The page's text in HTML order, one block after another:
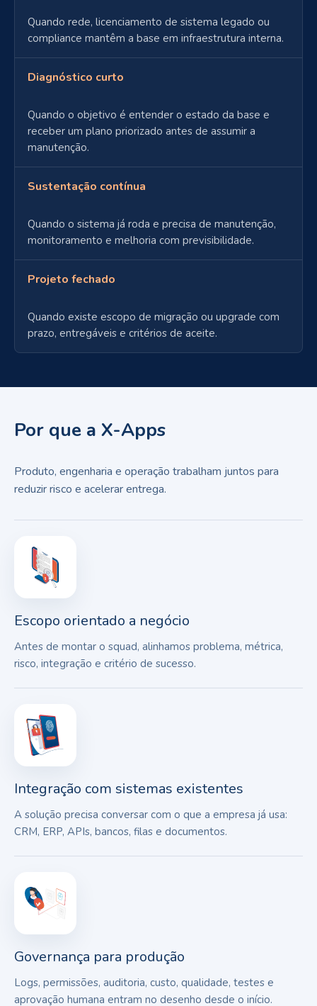
Quando rede, licenciamento de sistema legado ou
compliance mantêm a base em infraestrutura interna.
Diagnóstico curto
Quando o objetivo é entender o estado da base e
receber um plano priorizado antes de assumir a
manutenção.
Sustentação contínua
Quando o sistema já roda e precisa de manutenção,
monitoramento e melhoria com previsibilidade.
Projeto fechado
Quando existe escopo de migração ou upgrade com
prazo, entregáveis e critérios de aceite.
Por que a X-Apps
Produto, engenharia e operação trabalham juntos para
reduzir risco e acelerar entrega.
Escopo orientado a negócio
Antes de montar o squad, alinhamos problema, métrica,
risco, integração e critério de sucesso.
Integração com sistemas existentes
A solução precisa conversar com o que a empresa já usa:
CRM, ERP, APIs, bancos, filas e documentos.
Governança para produção
Logs, permissões, auditoria, custo, qualidade, testes e
aprovação humana entram no desenho desde o início.